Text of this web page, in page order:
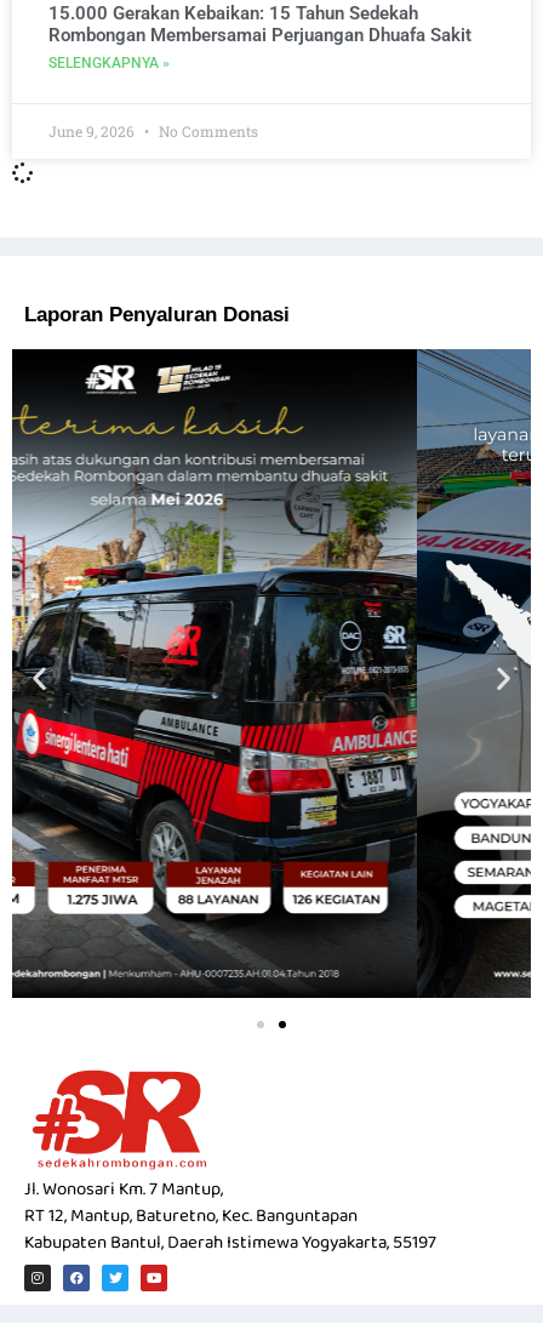
15.000 Gerakan Kebaikan: 15 Tahun Sedekah
Rombongan Membersamai Perjuangan Dhuafa Sakit
SELENGKAPNYA »
June 9, 2026 No Comments
Laporan Penyaluran Donasi
Jl. Wonosari Km. 7 Mantup,
RT 12, Mantup, Baturetno, Kec. Banguntapan
Kabupaten Bantul, Daerah Istimewa Yogyakarta, 55197